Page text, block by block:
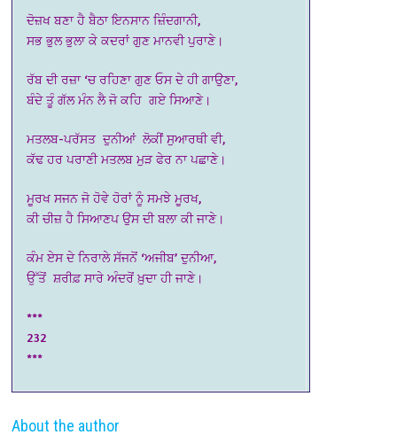
ਦੋਜ਼ਖ ਬਣਾ ਹੈ ਬੈਠਾ ਇਨਸਾਨ ਜ਼ਿੰਦਗਾਨੀ,
ਸਭ ਭੁਲ ਭੁਲਾ ਕੇ ਕਦਰਾਂ ਗੁਣ ਮਾਨਵੀ ਪੁਰਾਣੇ।
ਰੱਬ ਦੀ ਰਜ਼ਾ ‘ਚ ਰਹਿਣਾ ਗੁਣ ਓਸ ਦੇ ਹੀ ਗਾਉਣਾ,
ਬੰਦੇ ਤੂੰ ਗੱਲ ਮੰਨ ਲੈ ਜੋ ਕਹਿ ਗਏ ਸਿਆਣੇ।
ਮਤਲਬ-ਪਰੱਸਤ ਦੁਨੀਆਂ ਲੋਕੀਂ ਸੁਆਰਥੀ ਵੀ,
ਕੱਢ ਹਰ ਪਰਾਣੀ ਮਤਲਬ ਮੁੜ ਫੇਰ ਨਾ ਪਛਾਣੇ।
ਮੂਰਖ ਸਜਨ ਜੋ ਹੋਵੇ ਹੋਰਾਂ ਨੂੰ ਸਮਝੇ ਮੂਰਖ,
ਕੀ ਚੀਜ਼ ਹੈ ਸਿਆਣਪ ਉਸ ਦੀ ਬਲਾ ਕੀ ਜਾਣੇ।
ਕੰਮ ਏਸ ਦੇ ਨਿਰਾਲੇ ਸੱਜਨੋਂ ‘ਅਜੀਬ’ ਦੁਨੀਆ,
ਉੱਤੋਂ ਸ਼ਰੀਫ਼ ਸਾਰੇ ਅੰਦਰੋਂ ਖ਼ੁਦਾ ਹੀ ਜਾਣੇ।
***
232
***
About the author